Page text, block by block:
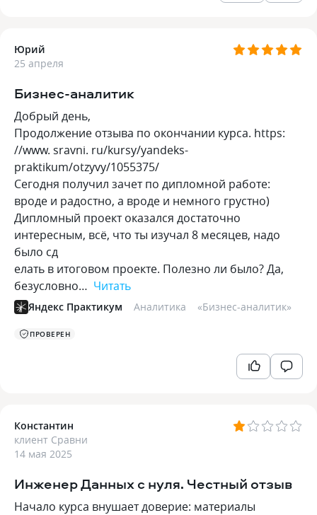
Юрий
25 апреля
Бизнес-аналитик
Добрый день,
Продолжение отзыва по окончании курса. https:
//www. sravni. ru/kursy/yandeks-
praktikum/otzyvy/1055375/
Сегодня получил зачет по дипломной работе:
вроде и радостно, а вроде и немного грустно)
Дипломный проект оказался достаточно
интересным, всё, что ты изучал 8 месяцев, надо
было сд
елать в итоговом проекте. Полезно ли было? Да,
безусловно… Читать
Яндекс Практикум Аналитика «Бизнес-аналитик»
ПРОВЕРЕН
Константин
клиент Сравни
14 мая 2025
Инженер Данных с нуля. Честный отзыв
Начало курса внушает доверие: материалы